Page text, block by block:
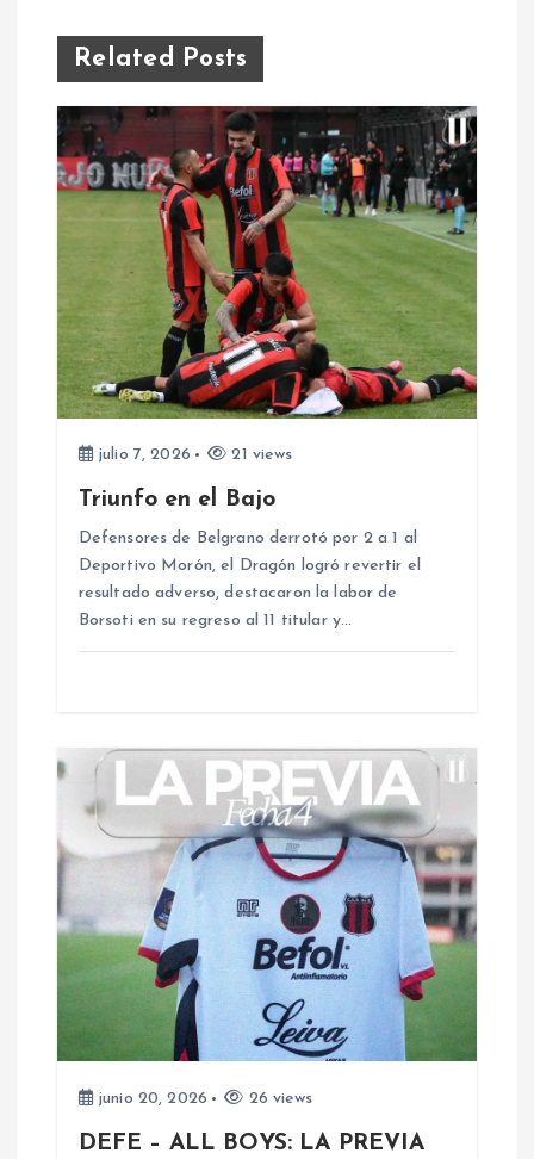
e
g
a
c
ó
n
d
a
d
a
s
Related Posts
julio 7, 2026 21 views
Triunfo en el Bajo
Defensores de Belgrano derrotó por 2 a 1 al
Deportivo Morón, el Dragón logró revertir el
resultado adverso, destacaron la labor de
Borsoti en su regreso al 11 titular y…
junio 20, 2026 26 views
DEFE – ALL BOYS: LA PREVIA